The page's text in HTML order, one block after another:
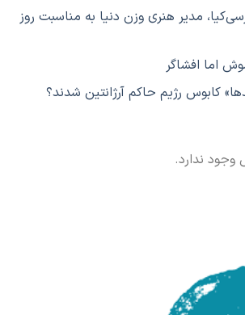
مدیر هنری وزن دنیا به مناسبت روز
اما افشاگر
کابوس رژیم حاکم آرژانتین شدند؟
وجود ندارد.